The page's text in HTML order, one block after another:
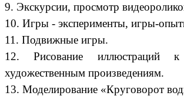
9. Экскурсии, просмотр
10. Игры - эксперименты, игры-
11. Подвижные игры.
12. Рисование иллюстраций к
художественным произведениям.
13. Моделирование «Круговорот